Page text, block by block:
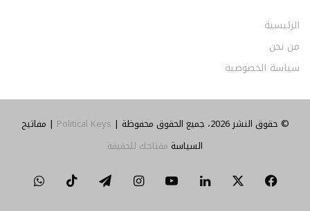
الرئيسية
من نحن
سياسة الخصوصية
© حقوق النشر 2026، جميع الحقوق محفوظة | Political Keys | مفاتيح
السياسة مفتاحك للحقيقة
فيسبوك لينكدإن‫YouTubeانستقرامتيلقرام ‫TikTok